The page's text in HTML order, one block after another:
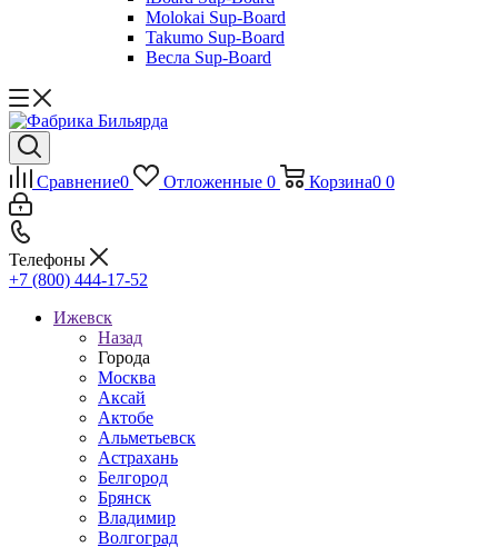
Molokai Sup-Board
Takumo Sup-Board
Весла Sup-Board
Сравнение0 Отложенные 0 Корзина0 0
Телефоны
+7 (800) 444-17-52
Ижевск
Назад
Города
Москва
Аксай
Актобе
Альметьевск
Астрахань
Белгород
Брянск
Владимир
Волгоград